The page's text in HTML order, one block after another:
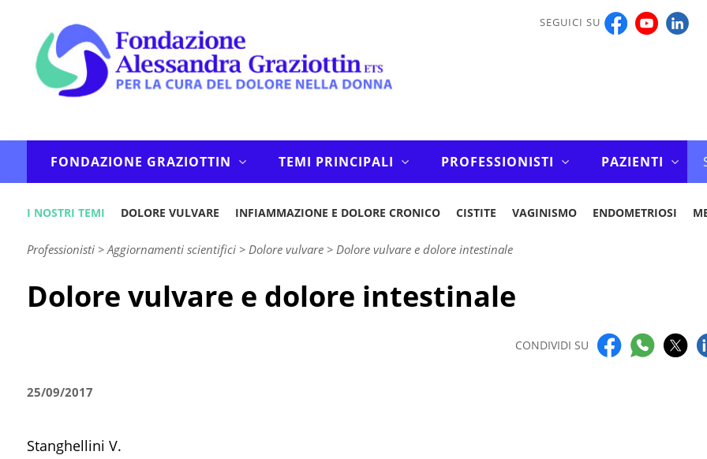
SEGUICI SU
FONDAZIONE GRAZIOTTIN TEMI PRINCIPALI PROFESSIONISTI PAZIENTI
I NOSTRI TEMI DOLORE VULVARE INFIAMMAZIONE E DOLORE CRONICO CISTITE VAGINISMO ENDOMETRIOSI
Professionisti>Aggiornamenti scientifici > Dolore vulvare> Dolore vulvare e dolore intestinale
Dolore vulvare e dolore intestinale
CONDIVIDI SU
25/09/2017
Stanghellini V.